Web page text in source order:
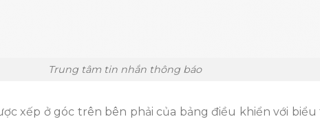
Trung tâm tin nhắn thông báo
xếp ở góc trên bên phải của bảng điều khiển với